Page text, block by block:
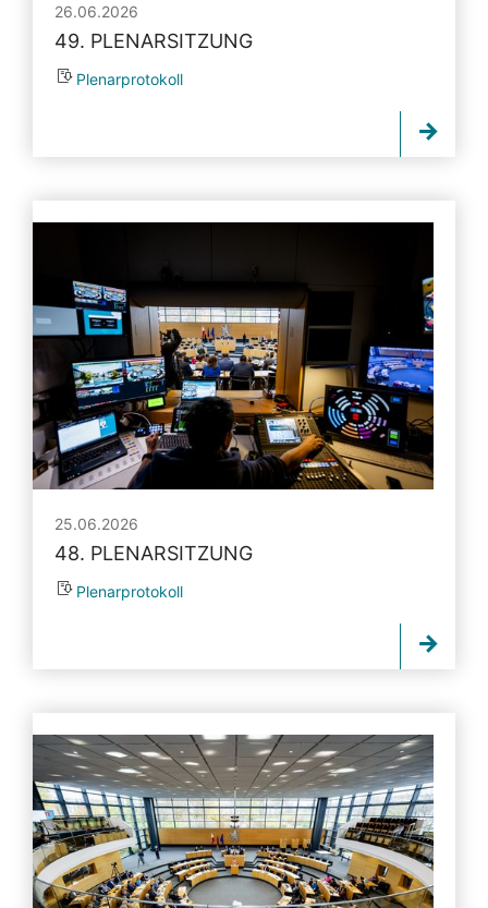
26.06.2026
49. PLENARSITZUNG
Plenarprotokoll
25.06.2026
48. PLENARSITZUNG
Plenarprotokoll